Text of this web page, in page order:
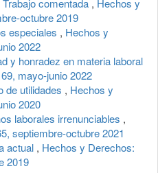
Trabajo comentada , Hechos y
octubre 2019
especiales , Hechos y
2022
y honradez en materia laboral
mayo-junio 2022
de utilidades , Hechos y
2020
laborales irrenunciables ,
septiembre-octubre 2021
actual , Hechos y Derechos:
2019